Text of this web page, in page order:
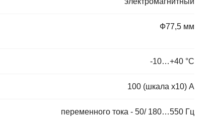
Ф77,5 мм
-10…+40 °С
100 (шкала х10) А
переменного тока - 50/ 180…550 Гц